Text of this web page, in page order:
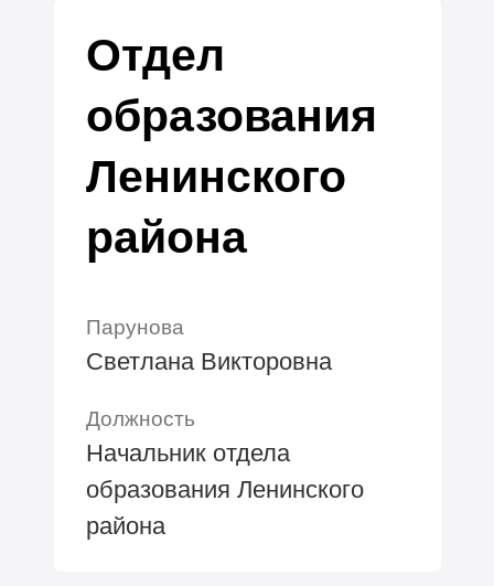
Отдел
образования
Ленинского
района
Парунова
Светлана Викторовна
Должность
Начальник отдела
образования Ленинского
района